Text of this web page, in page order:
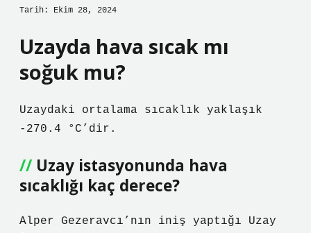
Tarih: Ekim 28, 2024
Uzayda hava sıcak mı
soğuk mu?
Uzaydaki ortalama sıcaklık yaklaşık
-270.4 °C’dir.
Uzay istasyonunda hava
sıcaklığı kaç derece?
Alper Gezeravcı’nın iniş yaptığı Uzay